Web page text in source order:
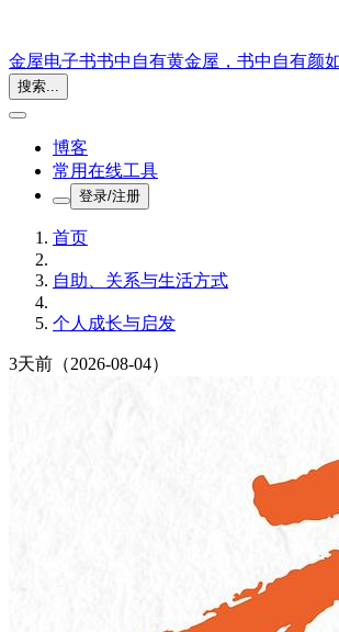
金屋电子书书中自有黄金屋，书中自有颜
搜索...
博客
常用在线工具
登录/注册
首页
自助、关系与生活方式
个人成长与启发
3天前 （2026-08-04）